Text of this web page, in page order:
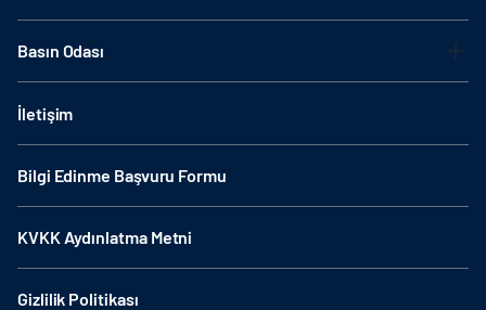
Basın Odası
İletişim
Bilgi Edinme Başvuru Formu
KVKK Aydınlatma Metni
Gizlilik Politikası